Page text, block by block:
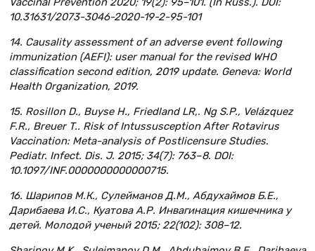
10.31631/2073-3046-2020-19-2-95-101
14. Causality assessment of an adverse event following
immunization (AEFI): user manual for the revised WHO
classification second edition, 2019 update. Geneva: World
Health Organization, 2019.
15. Rosillon D., Buyse H., Friedland LR,. Ng S.P., Velázquez
F.R., Breuer T.. Risk of Intussusception After Rotavirus
Vaccination: Meta-analysis of Postlicensure Studies.
Pediatr. Infect. Dis. J. 2015; 34(7): 763–8. DOI:
10.1097/INF.0000000000000715.
16. Шарипов М.К., Сулейманов Д.М., Абдухаймов Б.Е.,
Дарибаева И.С., Куатова А.Р. Инвагинация кишечника у
детей. Молодой ученый 2015; 22(102): 308–12.